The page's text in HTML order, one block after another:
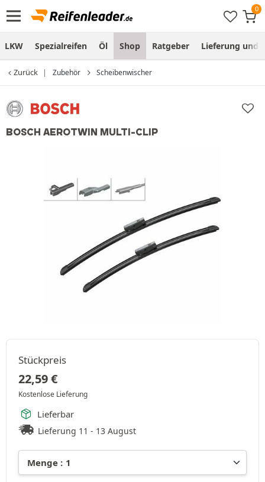
LKW Spezialreifen Öl Shop Ratgeber Lieferung und
Zurück Zubehör Scheibenwischer
BOSCH AEROTWIN MULTI-CLIP
Stückpreis
22,59€
Kostenlose Lieferung
Lieferbar
Lieferung 11 - 13 August